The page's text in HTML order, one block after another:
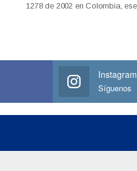
1278 de 2002 en Colombia,
Instagram
Síguenos